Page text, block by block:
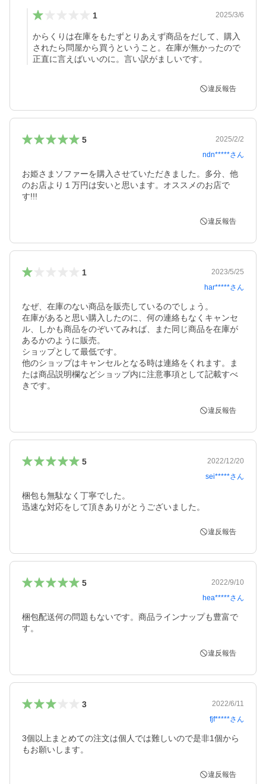
1 2025/3/6
からくりは在庫をもたずとりあえず商品をだして、購入
されたら問屋から買うということ。在庫が無かったので
正直に言えばいいのに。言い訳がましいです。
違反報告
5
2025/2/2
ndn*****さん
お姫さまソファーを購入させていただきました。多分、他
のお店より１万円は安いと思います。オススメのお店で
す!!!
違反報告
1
2023/5/25
har*****さん
なぜ、在庫のない商品を販売しているのでしょう。
在庫があると思い購入したのに、何の連絡もなくキャンセ
ル、しかも商品をのぞいてみれば、また同じ商品を在庫が
あるかのように販売。
ショップとして最低です。
他のショップはキャンセルとなる時は連絡をくれます。ま
たは商品説明欄などショップ内に注意事項として記載すべ
きです。
違反報告
5
2022/12/20
sei*****さん
梱包も無駄なく丁寧でした。
迅速な対応をして頂きありがとうございました。
違反報告
5
2022/9/10
hea*****さん
梱包配送何の問題もないです。商品ラインナップも豊富で
す。
違反報告
3
2022/6/11
fjf*****さん
3個以上まとめての注文は個人では難しいので是非1個から
もお願いします。
違反報告